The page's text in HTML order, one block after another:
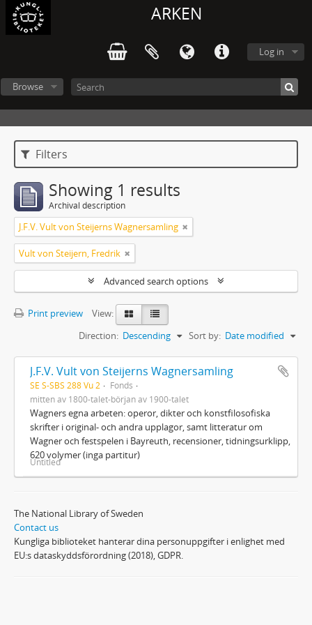
ARKEN
Log in
Browse
Filters
Showing 1 results
Archival description
J.F.V. Vult von Steijerns Wagnersamling
Vult von Steijern, Fredrik
Advanced search options
Print preview
View:
Sort by: Date modified
Direction: Descending
J.F.V. Vult von Steijerns Wagnersamling
SE S-SBS 288 Vu 2
Fonds
mitten av 1800-talet-början av 1900-talet
Wagners egna arbeten: operor, dikter och konstfilosofiska
skrifter i original- och andra upplagor, samt litteratur om
Wagner och festspelen i Bayreuth, recensioner, tidningsurklipp,
620 volymer (inga partitur)
Untitled
The National Library of Sweden
Contact us
Kungliga biblioteket hanterar dina personuppgifter i enlighet med
EU:s dataskyddsförordning (2018), GDPR.